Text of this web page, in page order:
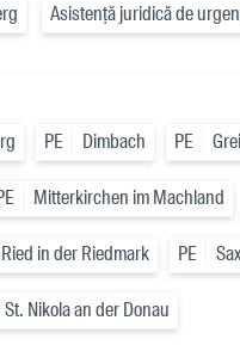
Asistență juridică de
PE Dimbach PE
Mitterkirchen im Machland
Ried in der Riedmark PE
St. Nikola an der Donau